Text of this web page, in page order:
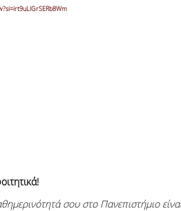
σου στο Πανεπιστήμιο